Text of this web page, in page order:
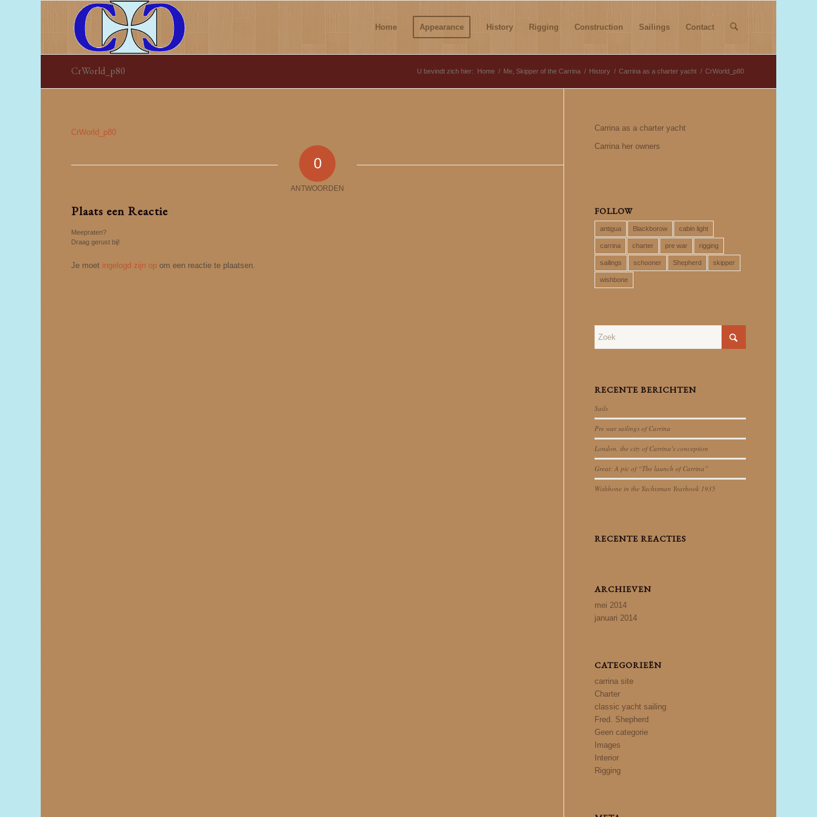
Home Appearance History Rigging Construction Sailings Contact
CrWorld_p80 U bevindt zich hier: Home / Me, Skipper of the Carrina / History / Carrina as a charter yacht / CrWorld_p80
CrWorld_p80
0
ANTWOORDEN
Plaats een Reactie
Meepraten?
Draag gerust bij!
Je moet ingelogd zijn op om een reactie te plaatsen.
Carrina as a charter yacht
Carrina her owners
FOLLOW
antigua Blackborow cabin light
carrina charter pre war rigging
sailings schooner Shepherd skipper
wishbone
RECENTE BERICHTEN
Sails
Pre war sailings of Carrina
London, the city of Carrina’s conception
Great: A pic of “The launch of Carrina”
Wishbone in the Yachtsman Yearbook 1935
RECENTE REACTIES
ARCHIEVEN
mei 2014
januari 2014
CATEGORIEËN
carrina site
Charter
classic yacht sailing
Fred. Shepherd
Geen categorie
Images
Interior
Rigging